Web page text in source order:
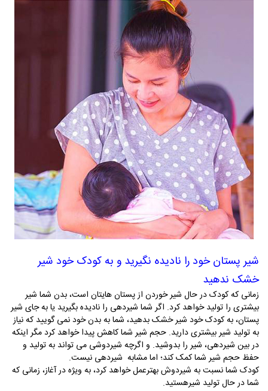
شیر پستان خود را نادیده نگیرید و به کودک خود شیر
خشک ندهید
زمانی که کودک در حال شیر خوردن از پستان­ هایتان است، بدن شما شیر
بیشتری را تولید خواهد کرد. اگر شما شیردهی را نادیده بگیرید یا به جای شیر
پستان، به کودک خود شیر خشک بدهید، شما به بدن خود نمی­ گویید که نیاز
به تولید شیر بیشتری دارید. حجم شیر شما کاهش پیدا خواهد کرد مگر اینکه
در بین شیردهی، شیر را بدوشید. و اگرچه شیردوشی می­ تواند به تولید و
حفظ حجم شیر شما کمک کند؛ اما مشابه شیردهی نیست.
کودک شما نسبت به شیردوش بهترعمل خواهد کرد، به ویژه در آغاز، زمانی که
شما در حال تولید شیرهستید.